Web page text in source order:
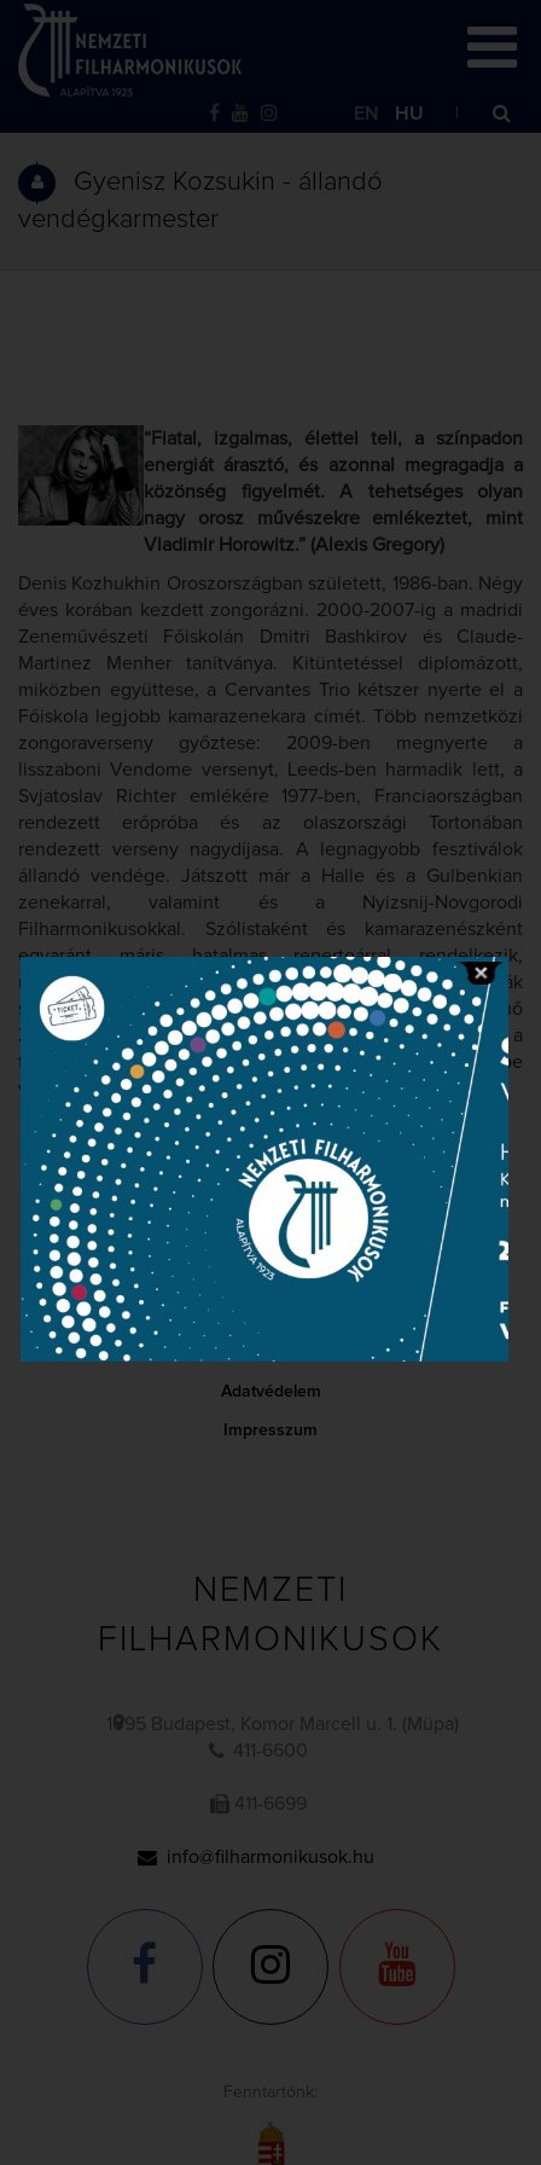
EN HU
Gyenisz Kozsukin - állandó
vendégkarmester
“Fiatal, izgalmas, élettel teli, a színpadon
energiát árasztó, és azonnal megragadja a
közönség figyelmét. A tehetséges olyan
nagy orosz művészekre emlékeztet, mint
Vladimir Horowitz.” (Alexis Gregory)
Denis Kozhukhin Oroszországban született, 1986-ban. Négy
éves korában kezdett zongorázni. 2000-2007-ig a madridi
Zeneművészeti Főiskolán Dmitri Bashkirov és Claude-
Martinez Menher tanítványa. Kitüntetéssel diplomázott,
miközben együttese, a Cervantes Trio kétszer nyerte el a
Főiskola legjobb kamarazenekara címét. Több nemzetközi
zongoraverseny győztese: 2009-ben megnyerte a
lisszaboni Vendome versenyt, Leeds-ben harmadik lett, a
Svjatoslav Richter emlékére 1977-ben, Franciaországban
rendezett erőpróba és az olaszországi Tortonában
rendezett verseny nagydíjasa. A legnagyobb fesztiválok
állandó vendége. Játszott már a Halle és a Gulbenkian
zenekarral, valamint és a Nyizsnij-Novgorodi
Filharmonikusokkal. Szólistaként és kamarazenészként
egyaránt máris hatalmas repertoárral rendelkezik,
nemzedéke egyik legtehetségesebb pianistájaként tartják
számon. 2010-ben megnyerte a 16. Erzsébet Királynő
Zongora Versenyt. Ez a verseny, ahol a zongoráé a
főszerep, remek lehetőséget kínált arra, hogy Brüsszelbe
vonzza az új, tehetséges, fiatal művészeket.
Kapcsolat
Közérdekű adatok
Sajtószoba
Adatvédelem
Impresszum
NEMZETI
FILHARMONIKUSOK
1095 Budapest, Komor Marcell u. 1. (Müpa)
411-6600
411-6699
info@filharmonikusok.hu
Fenntartónk: